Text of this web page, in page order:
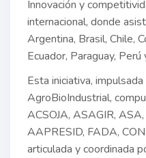
Innovación y
internacional, donde
Argentina, Brasil, Chile,
Ecuador, Paraguay, Perú
Esta iniciativa,
AgroBioIndustrial,
ACSOJA, ASAGIR,
AAPRESID, FADA,
articulada y coordinada